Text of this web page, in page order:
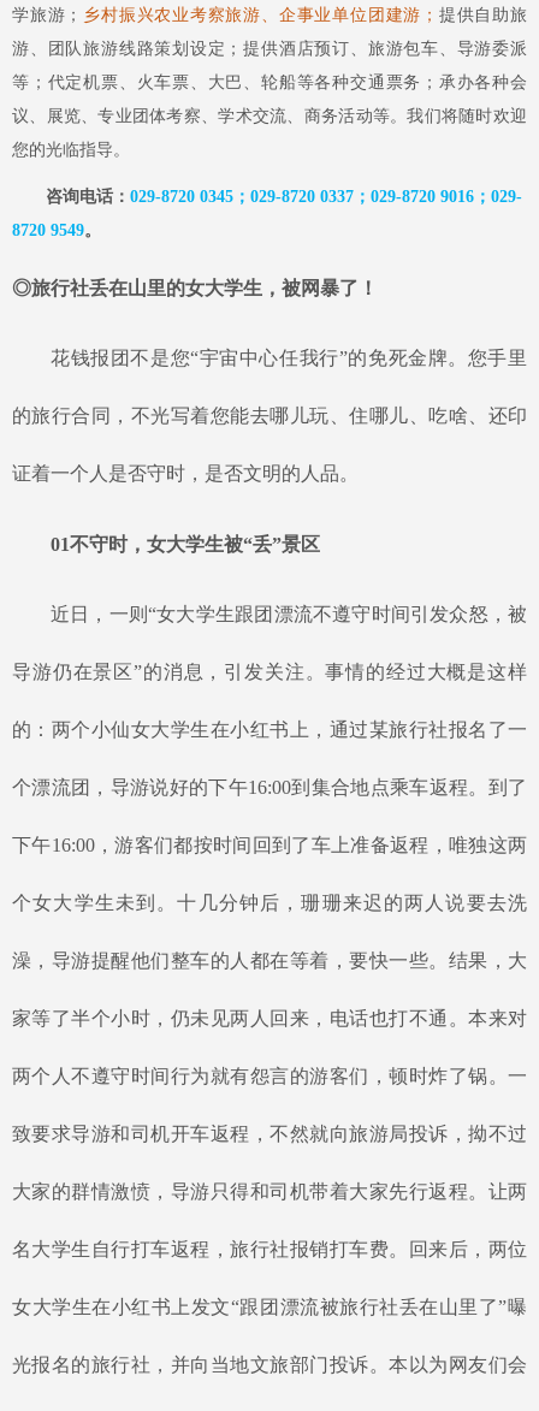
学旅游； 乡村振兴农业考察旅游、企事业单位团建游； 提供自助旅
游、团队旅游线路策划设定 ； 提供酒店预订、旅游包车、导游委派
等 ；代定机票、火车票、大巴、轮船等各种交通票务 ； 承办各种会
议、展览、专业团体考察、学术交流、商务活动等。我们将随时欢迎
您的光临指导。
咨询电话： 029-8720 0345；029-8720 0337；029-8720 9016；029-
8720 9549。
◎旅行社丢在山里的女大学生，被网暴了！
花钱报团不是您“宇宙中心任我行”的免死金牌。您手里
的旅行合同，不光写着您能去哪儿玩、住哪儿、吃啥、还印
证着一个人是否守时，是否文明的人品。
01不守时，女大学生被“丢”景区
近日，一则“女大学生跟团漂流不遵守时间引发众怒，被
导游仍在景区”的消息，引发关注。事情的经过大概是这样
的：两个小仙女大学生在小红书上，通过某旅行社报名了一
个漂流团，导游说好的下午16:00到集合地点乘车返程。到了
下午16:00，游客们都按时间回到了车上准备返程，唯独这两
个女大学生未到。十几分钟后，珊珊来迟的两人说要去洗
澡，导游提醒他们整车的人都在等着，要快一些。结果，大
家等了半个小时，仍未见两人回来，电话也打不通。本来对
两个人不遵守时间行为就有怨言的游客们，顿时炸了锅。一
致要求导游和司机开车返程，不然就向旅游局投诉，拗不过
大家的群情激愤，导游只得和司机带着大家先行返程。让两
名大学生自行打车返程，旅行社报销打车费。回来后，两位
女大学生在小红书上发文“跟团漂流被旅行社丢在山里了”曝
光报名的旅行社，并向当地文旅部门投诉。本以为网友们会